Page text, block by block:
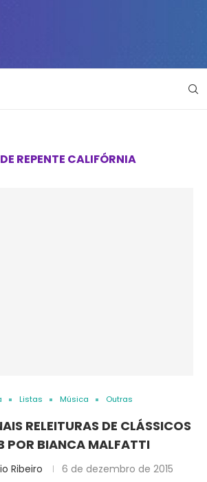
DE REPENTE CALIFÓRNIA
Listas Música Outras
RELEITURAS DE CLÁSSICOS
POR BIANCA MALFATTI
Ribeiro 6 de dezembro de 2015